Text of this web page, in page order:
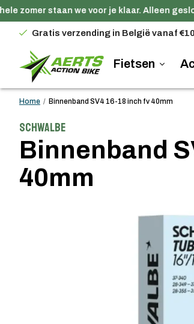
zomer staan we voor je klaar. Alleen
Gratis verzending in België vanaf
Fietsen
Home / Binnenband SV4 16-18 inch fv 40mm
Schwalbe
Binnenband
40mm